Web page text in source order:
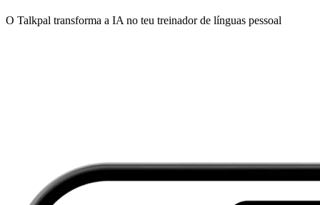
O Talkpal transforma a IA no teu treinador de línguas pessoal